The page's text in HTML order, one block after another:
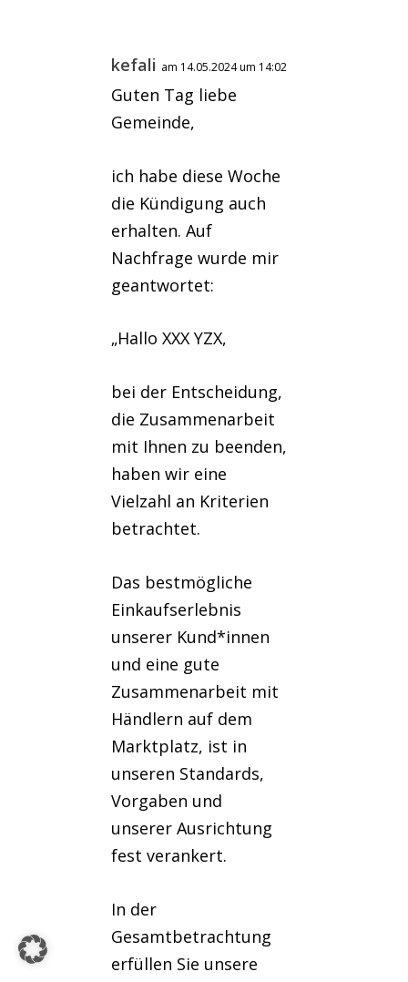
kefali am 14.05.2024 um 14:02
Guten Tag liebe
Gemeinde,
ich habe diese Woche
die Kündigung auch
erhalten. Auf
Nachfrage wurde mir
geantwortet:
„Hallo XXX YZX,
bei der Entscheidung,
die Zusammenarbeit
mit Ihnen zu beenden,
haben wir eine
Vielzahl an Kriterien
betrachtet.
Das bestmögliche
Einkaufserlebnis
unserer Kund*innen
und eine gute
Zusammenarbeit mit
Händlern auf dem
Marktplatz, ist in
unseren Standards,
Vorgaben und
unserer Ausrichtung
fest verankert.
In der
Gesamtbetrachtung
erfüllen Sie unsere